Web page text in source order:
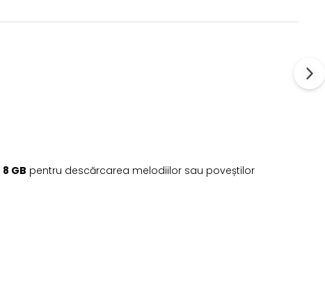
8 GB pentru descărcarea melodiilor sau poveștilor